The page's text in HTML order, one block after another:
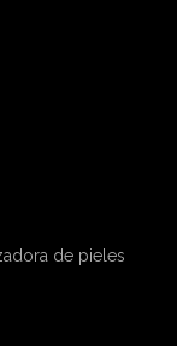
de pieles